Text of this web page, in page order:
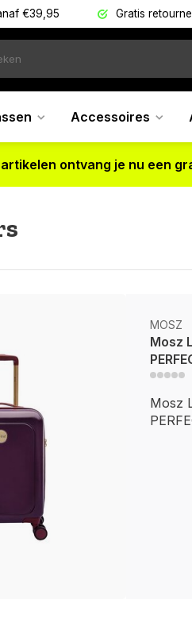
€39,95 Gratis
Accessoires
ontvang je nu een
MOSZ
Mosz
Mosz